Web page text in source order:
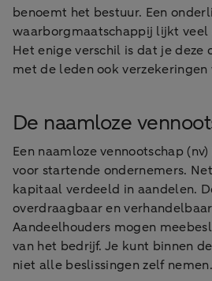
benoemt het bestuur. Een
waarborgmaatschappij lijkt veel
Het enige verschil is dat je deze
met de leden ook
De naamloze
Een naamloze vennootschap
voor startende ondernemers.
kapitaal verdeeld in aandelen.
overdraagbaar en
Aandeelhouders mogen
van het bedrijf. Je kunt binnen
niet alle beslissingen zelf nemen.